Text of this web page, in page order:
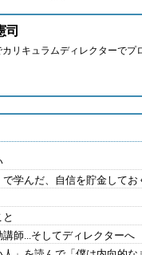
司
リキュラムディレクターでプ
で学んだ、自信を貯金してお
師...そしてディレクターへ